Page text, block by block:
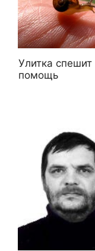
Улитка спешит
помощь